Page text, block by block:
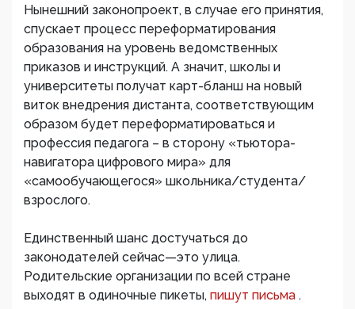
Нынешний законопроект, в случае его принятия,
спускает процесс переформатирования
образования на уровень ведомственных
приказов и инструкций. А значит, школы и
университеты получат карт-бланш на новый
виток внедрения дистанта, соответствующим
образом будет переформатироваться и
профессия педагога – в сторону «тьютора-
навигатора цифрового мира» для
«самообучающегося» школьника/студента/
взрослого.
Единственный шанс достучаться до
законодателей сейчас—это улица.
Родительские организации по всей стране
выходят в одиночные пикеты, пишут письма .